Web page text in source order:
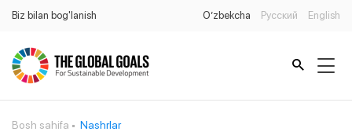
Biz bilan bog'lanish O’zbekcha Русский English
Bosh sahifa Nashrlar